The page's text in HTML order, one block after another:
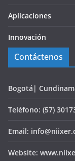
Aplicaciones
Innovación
Contáctenos
Bogotá|
Teléfono: (57)
Email:
Website: